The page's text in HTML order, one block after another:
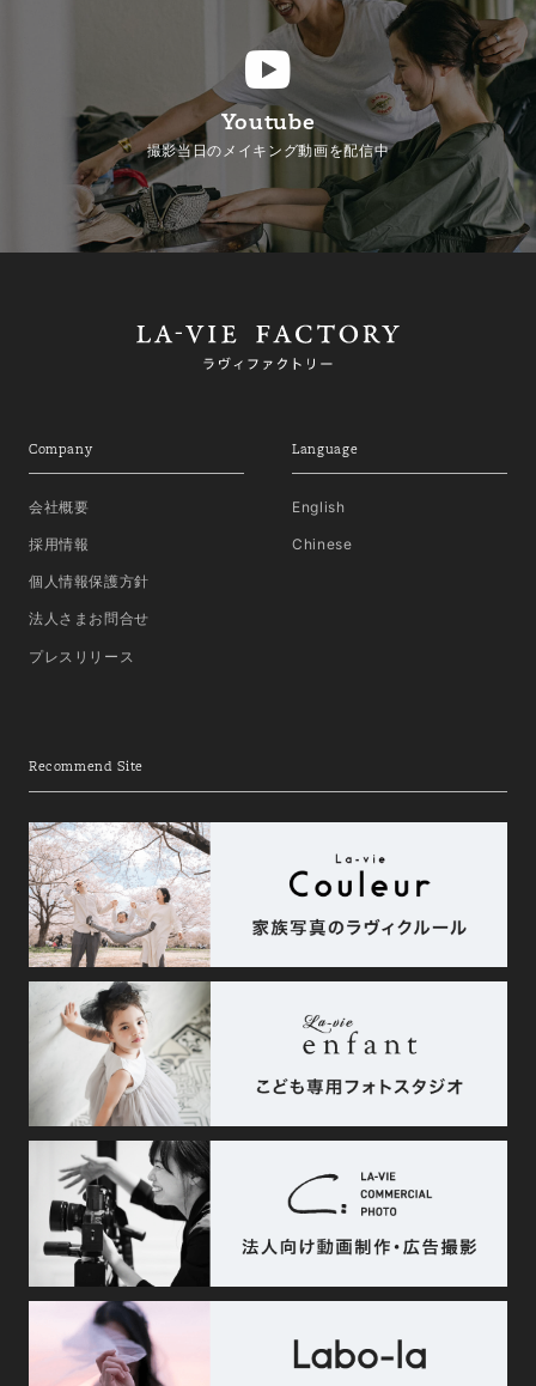
Youtube
撮影当日のメイキング動画を配信中
Company
会社概要
採用情報
個人情報保護方針
法人さまお問合せ
プレスリリース
Language
English
Chinese
Recommend Site